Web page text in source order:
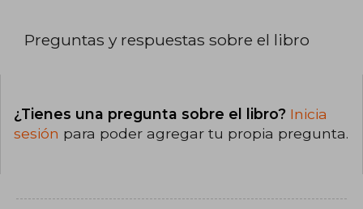
Preguntas y respuestas sobre el libro
¿Tienes una pregunta sobre el libro? Inicia
sesión para poder agregar tu propia pregunta.